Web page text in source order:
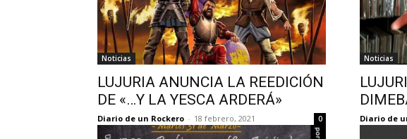
Noticias
LUJURIA ANUNCIA LA REEDICIÓN
DE «…Y LA YESCA ARDERÁ»
Diario de un Rockero - 18 febrero, 2021 0
Noticias
Diario de